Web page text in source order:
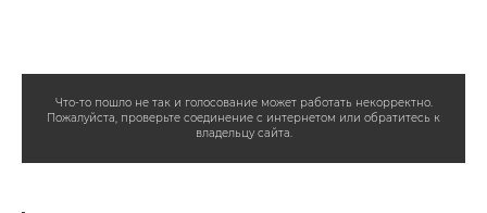
Что-то пошло не так и голосование может работать некорректно.
Пожалуйста, проверьте соединение с интернетом или обратитесь к
владельцу сайта.